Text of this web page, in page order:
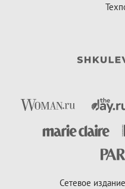
Сетевое